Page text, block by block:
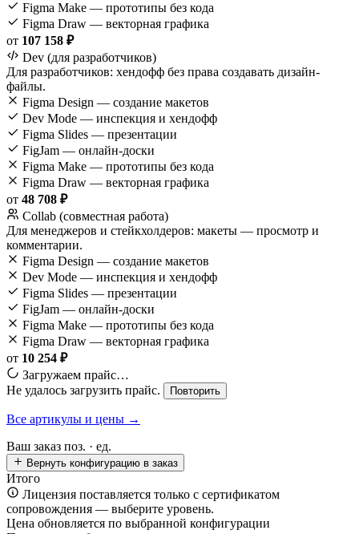
Figma Make — прототипы без кода
Figma Draw — векторная графика
от 107 158 ₽
Dev (для разработчиков)
Для разработчиков: хендофф без права создавать дизайн-
файлы.
Figma Design — создание макетов
Dev Mode — инспекция и хендофф
Figma Slides — презентации
FigJam — онлайн-доски
Figma Make — прототипы без кода
Figma Draw — векторная графика
от 48 708 ₽
Collab (совместная работа)
Для менеджеров и стейкхолдеров: макеты — просмотр и
комментарии.
Figma Design — создание макетов
Dev Mode — инспекция и хендофф
Figma Slides — презентации
FigJam — онлайн-доски
Figma Make — прототипы без кода
Figma Draw — векторная графика
от 10 254 ₽
Загружаем прайс…
Не удалось загрузить прайс.
Повторить
Все артикулы и цены →
Ваш заказ поз. · ед.
Вернуть конфигурацию в заказ
Итого
Лицензия поставляется только с сертификатом
сопровождения — выберите уровень.
Цена обновляется по выбранной конфигурации